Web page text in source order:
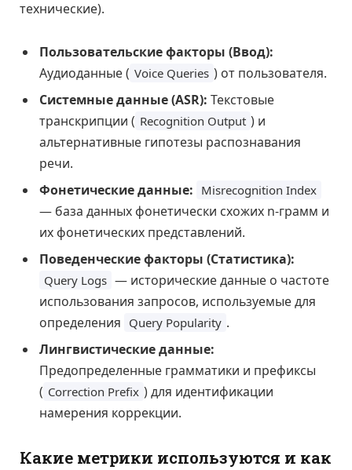
технические).
Пользовательские факторы (Ввод):
Аудиоданные ( Voice Queries ) от пользователя.
Системные данные (ASR): Текстовые
транскрипции ( Recognition Output ) и
альтернативные гипотезы распознавания
речи.
Фонетические данные: Misrecognition Index
— база данных фонетически схожих n-грамм и
их фонетических представлений.
Поведенческие факторы (Статистика):
Query Logs — исторические данные о частоте
использования запросов, используемые для
определения Query Popularity .
Лингвистические данные:
Предопределенные грамматики и префиксы
( Correction Prefix ) для идентификации
намерения коррекции.
Какие метрики используются и как